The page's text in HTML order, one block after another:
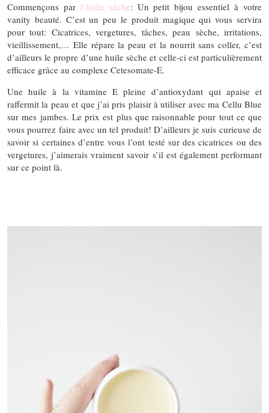
Commençons par l’huile sèche: Un petit bijou essentiel à votre
vanity beauté. C’est un peu le produit magique qui vous servira
pour tout: Cicatrices, vergetures, tâches, peau sèche, irritations,
vieillissement,… Elle répare la peau et la nourrit sans coller, c’est
d’ailleurs le propre d’une huile sèche et celle-ci est particulièrement
efficace grâce au complexe Cetesomate-E.
Une huile à la vitamine E pleine d’antioxydant qui apaise et
raffermit la peau et que j’ai pris plaisir à utiliser avec ma Cellu Blue
sur mes jambes. Le prix est plus que raisonnable pour tout ce que
vous pourrez faire avec un tel produit! D’ailleurs je suis curieuse de
savoir si certaines d’entre vous l’ont testé sur des cicatrices ou des
vergetures, j’aimerais vraiment savoir s’il est également performant
sur ce point là.